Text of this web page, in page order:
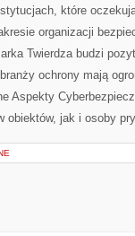
które
organizacji
Twierdza budzi
ochrony mają
Aspekty
obiektów, jak i osoby